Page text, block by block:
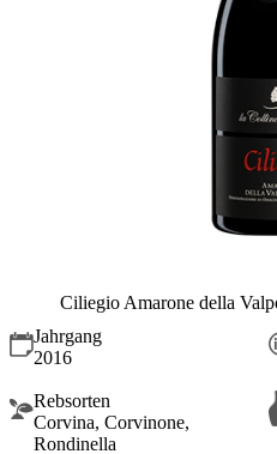
Ciliegio Amarone della
Jahrgang
2016
Rebsorten
Corvina, Corvinone,
Rondinella